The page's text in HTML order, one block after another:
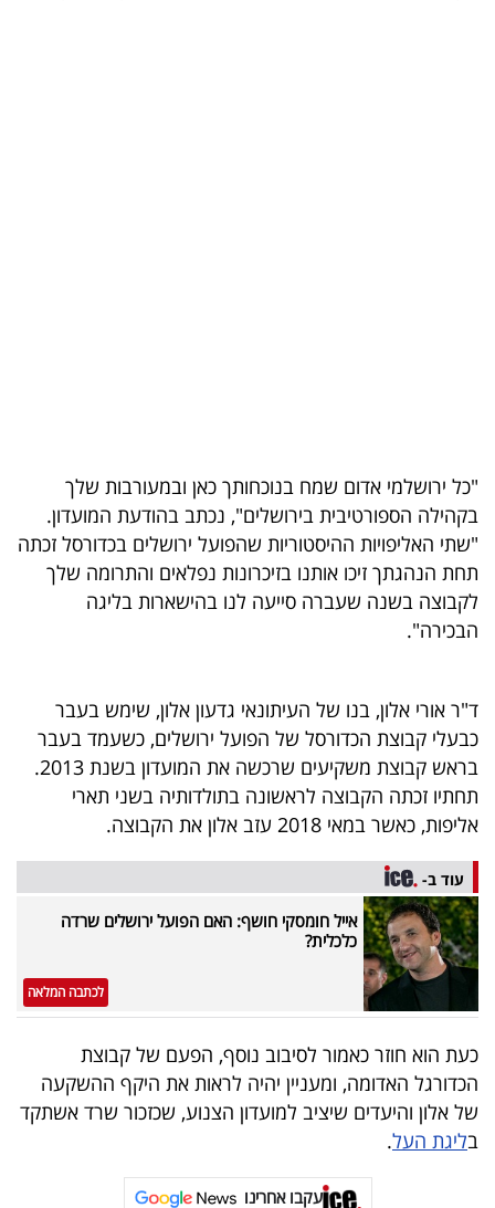
5
המילון
הכלכלי
פודקאסט
UNDER
40
שיתופי
פעולה
דרושים
ניוזלטרים
מייל
אדום
"כל ירושלמי אדום שמח בנוכחותך כאן ובמעורבות שלך
בקהילה הספורטיבית בירושלים", נכתב בהודעת המועדון.
"שתי האליפויות ההיסטוריות שהפועל ירושלים בכדורסל זכתה
תחת הנהגתך זיכו אותנו בזיכרונות נפלאים והתרומה שלך
לקבוצה בשנה שעברה סייעה לנו בהישארות בליגה
הבכירה".
ד"ר אורי אלון, בנו של העיתונאי גדעון אלון, שימש בעבר
כבעלי קבוצת הכדורסל של הפועל ירושלים, כשעמד בעבר
בראש קבוצת משקיעים שרכשה את המועדון בשנת 2013.
תחתיו זכתה הקבוצה לראשונה בתולדותיה בשני תארי
אליפות, כאשר במאי 2018 עזב אלון את הקבוצה.
עוד ב-
אייל חומסקי חושף: האם הפועל ירושלים שרדה
כלכלית?
לכתבה המלאה
כעת הוא חוזר כאמור לסיבוב נוסף, הפעם של קבוצת
הכדורגל האדומה, ומעניין יהיה לראות את היקף ההשקעה
של אלון והיעדים שיציב למועדון הצנוע, שכזכור שרד אשתקד
בליגת העל.
עקבו אחרינו